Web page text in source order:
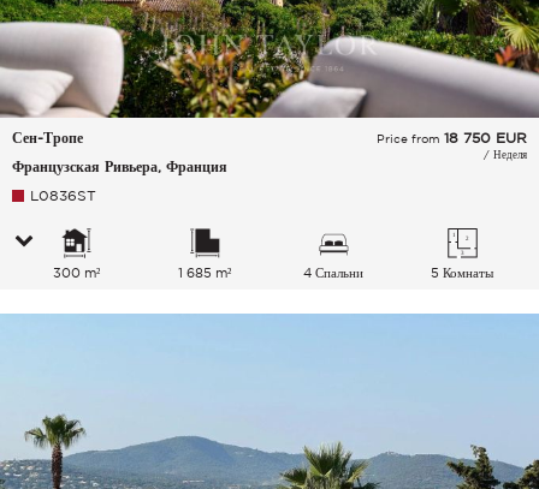
Сен-Тропе
Французская Ривьера, Франция
Price from 18 750 EUR
/ Неделя
L0836ST
300 m² 1 685 m² 4 Спальни 5 Комнаты